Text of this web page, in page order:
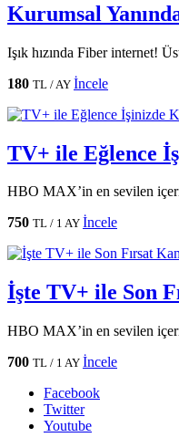
Kurumsal
Işık hızında Fiber internet!
180 TL / AY İncele
TV+ ile Eğlence
HBO MAX’in en sevilen
750 TL / 1 AY İncele
İşte TV+ ile Son
HBO MAX’in en sevilen
700 TL / 1 AY İncele
Facebook
Twitter
Youtube